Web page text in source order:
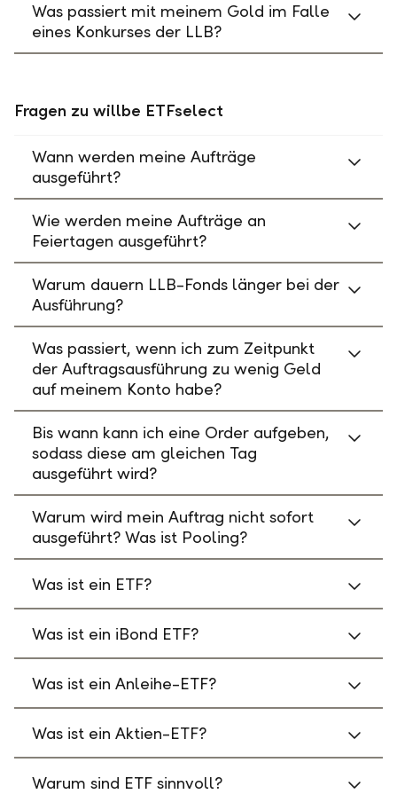
Was passiert mit meinem Gold im Falle
eines Konkurses der LLB?
Fragen zu willbe ETFselect
Wann werden meine Aufträge
ausgeführt?
Wie werden meine Aufträge an
Feiertagen ausgeführt?
Warum dauern LLB-Fonds länger bei der
Ausführung?
Was passiert, wenn ich zum Zeitpunkt
der Auftragsausführung zu wenig Geld
auf meinem Konto habe?
Bis wann kann ich eine Order aufgeben,
sodass diese am gleichen Tag
ausgeführt wird?
Warum wird mein Auftrag nicht sofort
ausgeführt? Was ist Pooling?
Was ist ein ETF?
Was ist ein iBond ETF?
Was ist ein Anleihe-ETF?
Was ist ein Aktien-ETF?
Warum sind ETF sinnvoll?